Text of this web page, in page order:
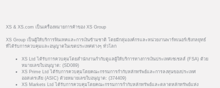
XS & XS.com เป็นเครื่องหมายการค้าของ XS Group
XS Group เป็นผู้ให้บริการฟินเทคและการเงินข้ามชาติ โดยมีกลุ่มองค์กรและหน่วยงานพาร์ทเนอร์เชิงกลยุทธ์
ที่ได้รับการควบคุมและอนุญาตในเขตประเทศต่างๆ ทั่วโลก
XS Ltd ได้รับการควบคุมโดยสำนักงานกำกับดูแลผู้ให้บริการทางการเงินประเทศเซเชลส์ (FSA) ด้วย
หมายเลขใบอนุญาต: (SD089)
XS Prime Ltd ได้รับการควบคุมโดยคณะกรรมการกำกับหลักทรัพย์และการลงทุนของประเทศ
ออสเตรเลีย (ASIC) ด้วยหมายเลขใบอนุญาต: (374409)
XS Markets Ltd ได้รับการควบคุมโดยคณะกรรมการกำกับหลักทรัพย์และตลาดหลักทรัพย์แห่ง